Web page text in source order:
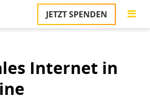
JETZT SPENDEN
Internet in